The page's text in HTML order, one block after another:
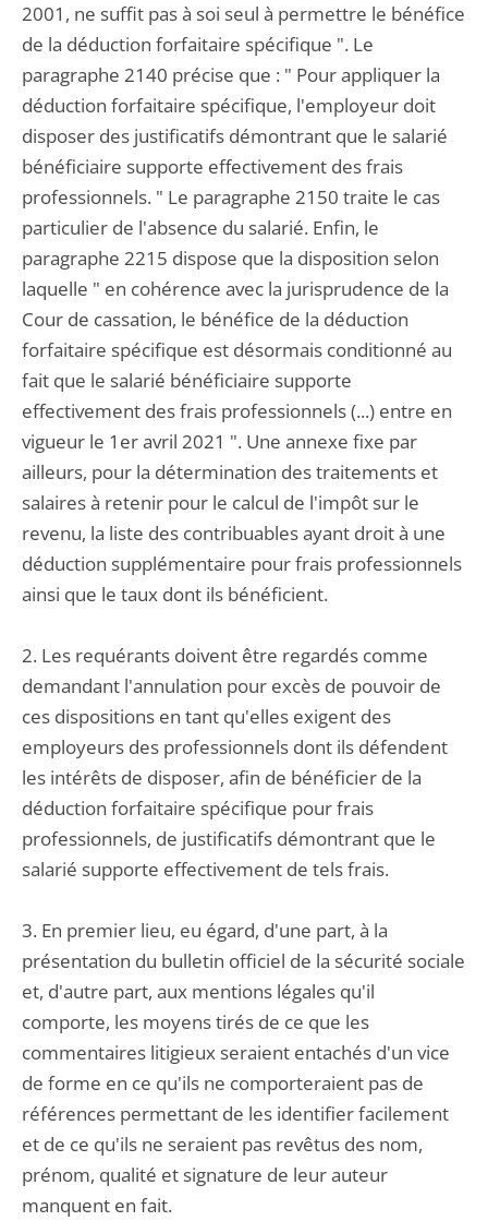
2001, ne suffit pas à soi seul à permettre le bénéfice
de la déduction forfaitaire spécifique ". Le
paragraphe 2140 précise que : " Pour appliquer la
déduction forfaitaire spécifique, l'employeur doit
disposer des justificatifs démontrant que le salarié
bénéficiaire supporte effectivement des frais
professionnels. " Le paragraphe 2150 traite le cas
particulier de l'absence du salarié. Enfin, le
paragraphe 2215 dispose que la disposition selon
laquelle " en cohérence avec la jurisprudence de la
Cour de cassation, le bénéfice de la déduction
forfaitaire spécifique est désormais conditionné au
fait que le salarié bénéficiaire supporte
effectivement des frais professionnels (...) entre en
vigueur le 1er avril 2021 ". Une annexe fixe par
ailleurs, pour la détermination des traitements et
salaires à retenir pour le calcul de l'impôt sur le
revenu, la liste des contribuables ayant droit à une
déduction supplémentaire pour frais professionnels
ainsi que le taux dont ils bénéficient.
2. Les requérants doivent être regardés comme
demandant l'annulation pour excès de pouvoir de
ces dispositions en tant qu'elles exigent des
employeurs des professionnels dont ils défendent
les intérêts de disposer, afin de bénéficier de la
déduction forfaitaire spécifique pour frais
professionnels, de justificatifs démontrant que le
salarié supporte effectivement de tels frais.
3. En premier lieu, eu égard, d'une part, à la
présentation du bulletin officiel de la sécurité sociale
et, d'autre part, aux mentions légales qu'il
comporte, les moyens tirés de ce que les
commentaires litigieux seraient entachés d'un vice
de forme en ce qu'ils ne comporteraient pas de
références permettant de les identifier facilement
et de ce qu'ils ne seraient pas revêtus des nom,
prénom, qualité et signature de leur auteur
manquent en fait.